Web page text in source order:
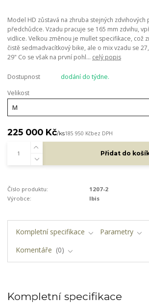
Model HD zůstavá na zhruba stejných zdvihových
předchůdce. Vzadu pracuje se 165 mm zdvihu,
vidlice. Velkou změnou je mullet specifikace, což
čistě sedmadvacítkový bike, ale o mix vzadu se
29" Co se však na první pohl... celý popis
Dostupnost
dodání do týdne.
Velikost
225 000 Kč/ks185 950 Kčbez DPH
Přidat do
Číslo produktu:
1207-2
Výrobce:
Ibis
Kompletní specifikace
Parametry
Komentáře
0
Kompletní specifikace